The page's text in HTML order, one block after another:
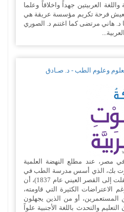
العربيتين جهداً واخلاقاً وعلما
فرحة تكريم مؤسسة عريقة هي
هاني مرتضى كما اغتنم د. الصوري
وعلوم الطب - د. صـادق
مصر، عند مطلع النهضة العلمية
بك، الذي أسس مدرسة الطب في
أبي زعبل عام 1827 (والتي انتقلت إلى القصر العيني عام 1837)، أن
الاعتراضات الكثيرة التي قاومته،
أو من الذين يجهلون
والتحدث باللغة الأجنبية علواً